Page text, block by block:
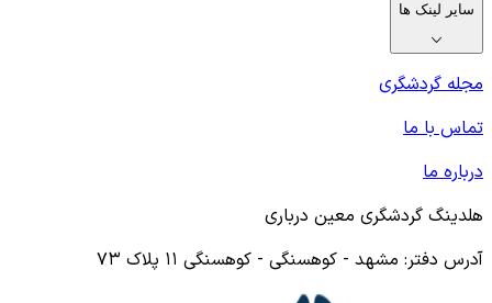
سایر لینک ها
مجله گردشگری
تماس با ما
درباره ما
هلدینگ گردشگری معین درباری
آدرس دفتر: مشهد - کوهسنگی - کوهسنگی ۱۱ پلاک ۷۳